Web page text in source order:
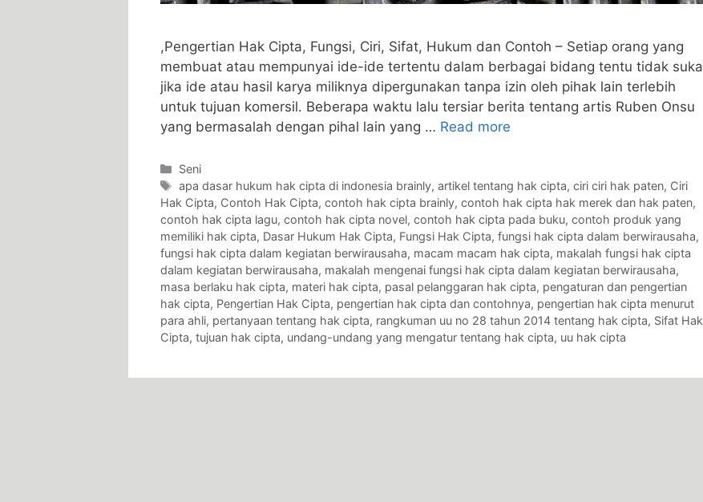
,Pengertian Hak Cipta, Fungsi, Ciri, Sifat, Hukum dan Contoh – Setiap orang yang
membuat atau mempunyai ide-ide tertentu dalam berbagai bidang tentu tidak suka
jika ide atau hasil karya miliknya dipergunakan tanpa izin oleh pihak lain terlebih
untuk tujuan komersil. Beberapa waktu lalu tersiar berita tentang artis Ruben Onsu
yang bermasalah dengan pihal lain yang … Read more
Categories
Seni
Tags
apa dasar hukum hak cipta di indonesia brainly,artikel tentang hak cipta,ciri ciri hak paten, Ciri
Hak Cipta, Contoh Hak Cipta, contoh hak cipta brainly, contoh hak cipta hak merek dan hak paten,
contoh hak cipta lagu, contoh hak cipta novel, contoh hak cipta pada buku, contoh produk yang
memiliki hak cipta, Dasar Hukum Hak Cipta, Fungsi Hak Cipta, fungsi hak cipta dalam berwirausaha,
fungsi hak cipta dalam kegiatan berwirausaha, macam macam hak cipta, makalah fungsi hak cipta
dalam kegiatan berwirausaha, makalah mengenai fungsi hak cipta dalam kegiatan berwirausaha,
masa berlaku hak cipta, materi hak cipta, pasal pelanggaran hak cipta, pengaturan dan pengertian
hak cipta, Pengertian Hak Cipta, pengertian hak cipta dan contohnya, pengertian hak cipta menurut
para ahli, pertanyaan tentang hak cipta, rangkuman uu no 28 tahun 2014 tentang hak cipta, Sifat Hak
Cipta, tujuan hak cipta, undang-undang yang mengatur tentang hak cipta, uu hak cipta